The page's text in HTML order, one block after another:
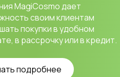
MagiCosmo дает
своим клиентам
покупки в удобном
в рассрочку или в кредит.
подробнее